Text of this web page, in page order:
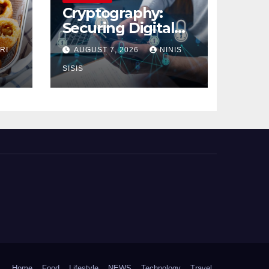
Cryptography:
Securing Digital
Communication
AUGUST 7, 2026 NINIS
SISIS